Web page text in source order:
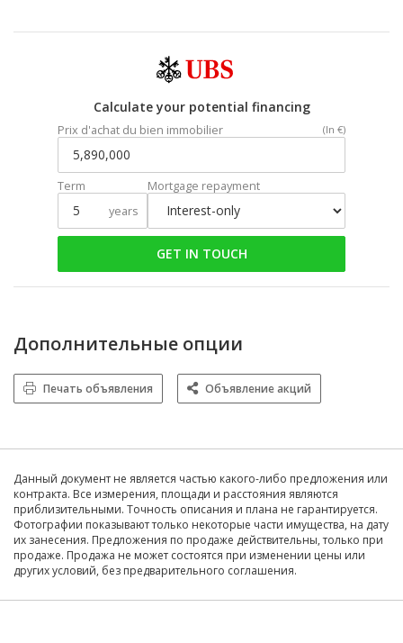
Calculate your potential financing
Prix d'achat du bien immobilier (In €)
Term
years
Mortgage repayment
GET IN TOUCH
Дополнительные опции
Печать объявления Объявление акций
Данный документ не является частью какого-либо предложения или
контракта. Все измерения, площади и расстояния являются
приблизительными. Точность описания и плана не гарантируется.
Фотографии показывают только некоторые части имущества, на дату
их занесения. Предложения по продаже действительны, только при
продаже. Продажа не может состоятся при изменении цены или
других условий, без предварительного соглашения.